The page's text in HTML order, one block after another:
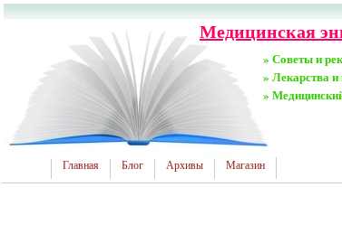
Медицинская
» Советы и
» Лекарства
»
Главная Блог Архивы Магазин